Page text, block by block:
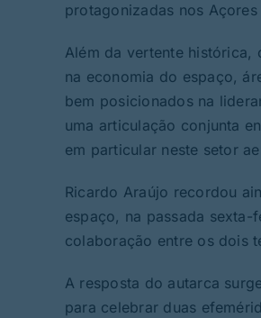
protagonizadas nos Açores
Além da vertente
na economia do espaço,
bem posicionados na
uma articulação conjunta
em particular neste setor
Ricardo Araújo recordou
espaço, na passada sexta-
colaboração entre os dois
A resposta do autarca
para celebrar duas